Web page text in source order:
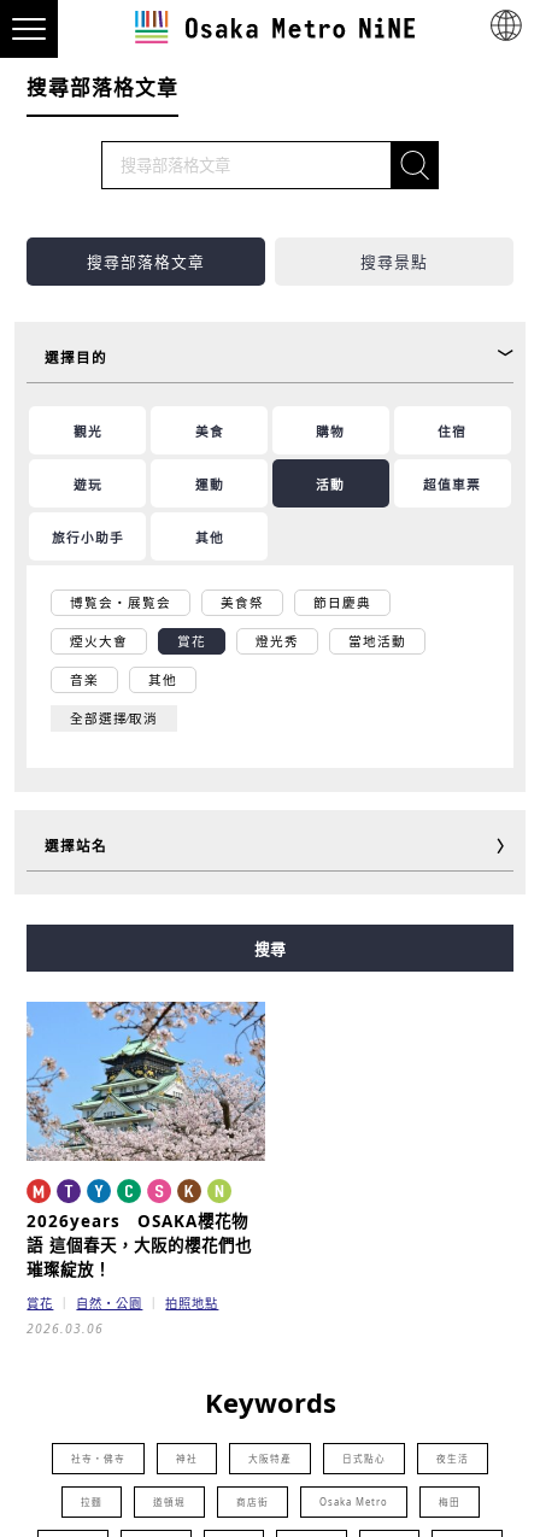
搜尋部落格文章
搜尋部落格文章 搜尋景點
選擇目的
觀光 美食 購物 住宿
遊玩 運動 活動 超值車票
旅行小助手 其他
博覧会・展覧会 美食祭 節日慶典
煙火大會 賞花 燈光秀 當地活動
音楽 其他
全部選擇∕取消
選擇站名
搜尋
2026years OSAKA櫻花物
語 這個春天，大阪的櫻花們也
璀璨綻放！
賞花 自然・公園
拍照地點
2026.03.06
Keywords
社寺・佛寺 神社 大阪特產 日式點心 夜生活
拉麵 道頓堀 商店街 Osaka Metro 梅田